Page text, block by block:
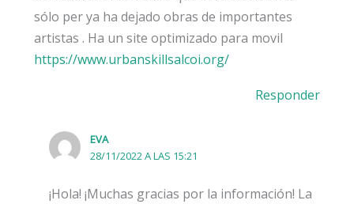
sólo per ya ha dejado obras de importantes
artistas . Ha un site optimizado para movil
https://www.urbanskillsalcoi.org/
Responder
EVA
28/11/2022 A LAS 15:21
¡Hola! ¡Muchas gracias por la información! La